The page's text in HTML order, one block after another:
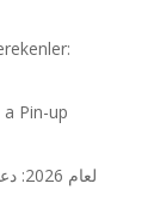
Pin-up